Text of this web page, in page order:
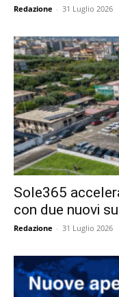
Redazione - 31 Luglio 2026
Sole365
con due nuovi
Redazione - 31 Luglio 2026